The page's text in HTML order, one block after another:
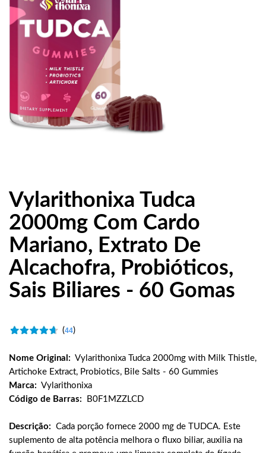
Vylarithonixa Tudca
2000mg Com Cardo
Mariano, Extrato De
Alcachofra, Probióticos,
Sais Biliares - 60 Gomas
(44)
Nome Original: Vylarithonixa Tudca 2000mg with Milk Thistle,
Artichoke Extract, Probiotics, Bile Salts - 60 Gummies
Marca: Vylarithonixa
Código de Barras:
B0F1MZZLCD
Descrição: Cada porção fornece 2000 mg de TUDCA. Este
suplemento de alta potência melhora o fluxo biliar, auxilia na